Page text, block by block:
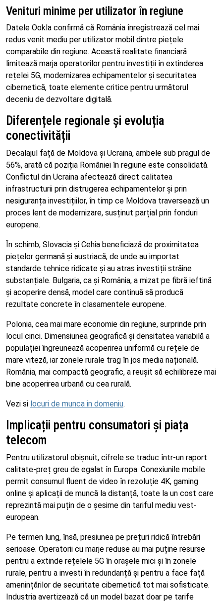
Venituri minime per utilizator în regiune
Datele Ookla confirmă că România înregistrează cel mai
redus venit mediu per utilizator mobil dintre piețele
comparabile din regiune. Această realitate financiară
limitează marja operatorilor pentru investiții în extinderea
rețelei 5G, modernizarea echipamentelor și securitatea
cibernetică, toate elemente critice pentru următorul
deceniu de dezvoltare digitală.
Diferențele regionale și evoluția
conectivității
Decalajul față de Moldova și Ucraina, ambele sub pragul de
56%, arată că poziția României în regiune este consolidată.
Conflictul din Ucraina afectează direct calitatea
infrastructurii prin distrugerea echipamentelor și prin
nesiguranța investițiilor, în timp ce Moldova traversează un
proces lent de modernizare, susținut parțial prin fonduri
europene.
În schimb, Slovacia și Cehia beneficiază de proximitatea
piețelor germană și austriacă, de unde au importat
standarde tehnice ridicate și au atras investiții străine
substanțiale. Bulgaria, ca și România, a mizat pe fibră ieftină
și acoperire densă, model care continuă să producă
rezultate concrete în clasamentele europene.
Polonia, cea mai mare economie din regiune, surprinde prin
locul cinci. Dimensiunea geografică și densitatea variabilă a
populației îngreunează acoperirea uniformă cu rețele de
mare viteză, iar zonele rurale trag în jos media națională.
România, mai compactă geografic, a reușit să echilibreze mai
bine acoperirea urbană cu cea rurală.
Vezi si locuri de munca in domeniu.
Implicații pentru consumatori și piața
telecom
Pentru utilizatorul obișnuit, cifrele se traduc într-un raport
calitate-preț greu de egalat în Europa. Conexiunile mobile
permit consumul fluent de video în rezoluție 4K, gaming
online și aplicații de muncă la distanță, toate la un cost care
reprezintă mai puțin de o șesime din tariful mediu vest-
european.
Pe termen lung, însă, presiunea pe prețuri ridică întrebări
serioase. Operatorii cu marje reduse au mai puține resurse
pentru a extinde rețelele 5G în orașele mici și în zonele
rurale, pentru a investi în redundanță și pentru a face față
amenințărilor de securitate cibernetică tot mai sofisticate.
Industria avertizează că un model bazat doar pe tarife